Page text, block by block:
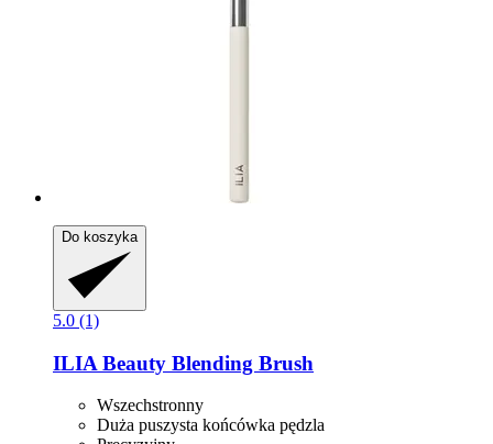
Do koszyka
5.0 (1)
ILIA Beauty Blending Brush
Wszechstronny
Duża puszysta końcówka pędzla